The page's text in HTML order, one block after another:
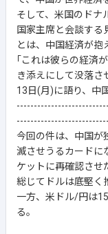
そして、米国のドナ
国家主席と会談する
とは、中国経済が抱
｢これは彼らの経済
き添えにして没落さ
13日(月)に語り、中
今回の件は、中国が
滅させうるカードに
ケットに再確認させ
総じてドルは底堅く
一方、米ドル/円は
る。